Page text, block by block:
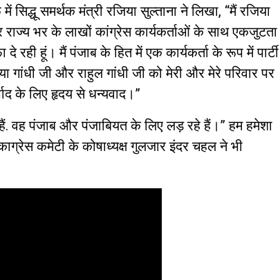
समर्थक मंत्री रजिया सुल्ताना ने लिखा, “मैं रजिया
राज्य भर के लाखों कांग्रेस कार्यकर्ताओं के साथ एकजुटता
रही हूं। मैं पंजाब के हित में एक कार्यकर्ता के रूप में पार्टी
गांधी जी और राहुल गांधी जी को मेरी और मेरे परिवार पर
के लिए हृदय से धन्यवाद।”
हैं. वह पंजाब और पंजाबियत के लिए लड़ रहे हैं।” हम हमेशा
कमेटी के कोषाध्यक्ष गुलजार इंदर चहल ने भी